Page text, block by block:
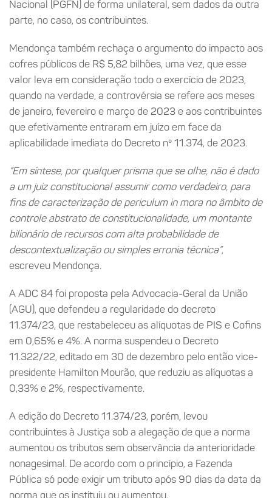
Nacional (PGFN) de forma unilateral, sem dados da outra
parte, no caso, os contribuintes.
Mendonça também rechaça o argumento do impacto aos
cofres públicos de R$ 5,82 bilhões, uma vez, que esse
valor leva em consideração todo o exercício de 2023,
quando na verdade, a controvérsia se refere aos meses
de janeiro, fevereiro e março de 2023 e aos contribuintes
que efetivamente entraram em juízo em face da
aplicabilidade imediata do Decreto nº 11.374, de 2023.
“Em síntese, por qualquer prisma que se olhe, não é dado
a um juiz constitucional assumir como verdadeiro, para
fins de caracterização de periculum in mora no âmbito de
controle abstrato de constitucionalidade, um montante
bilionário de recursos com alta probabilidade de
descontextualização ou simples erronia técnica”,
escreveu Mendonça.
A ADC 84 foi proposta pela Advocacia-Geral da União
(AGU), que defendeu a regularidade do decreto
11.374/23, que restabeleceu as alíquotas de PIS e Cofins
em 0,65% e 4%. A norma suspendeu o Decreto
11.322/22, editado em 30 de dezembro pelo então vice-
presidente Hamilton Mourão, que reduziu as alíquotas a
0,33% e 2%, respectivamente.
A edição do Decreto 11.374/23, porém, levou
contribuintes à Justiça sob a alegação de que a norma
aumentou os tributos sem observância da anterioridade
nonagesimal. De acordo com o princípio, a Fazenda
Pública só pode exigir um tributo após 90 dias da data da
norma que os instituiu ou aumentou.